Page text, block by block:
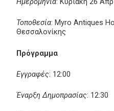
Τοποθεσία: Myro Antiques
Θεσσαλονίκης
Πρόγραμμα
Εγγραφές: 12:00
Έναρξη Δημοπρασίας: 12:30